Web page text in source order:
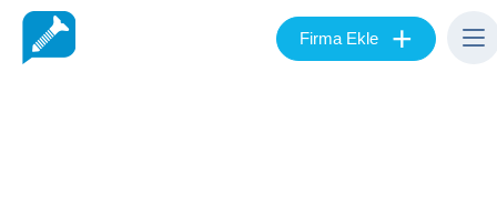
Firma Ekle +